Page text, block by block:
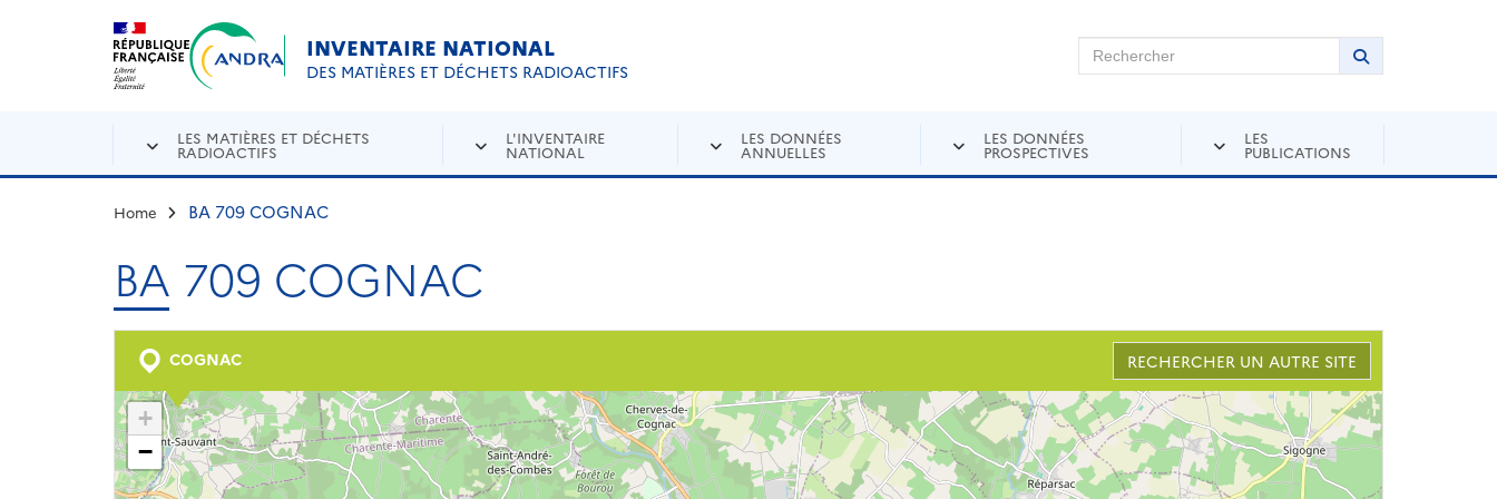
Aller au contenu principal
INVENTAIRE NATIONAL
DES MATIÈRES ET DÉCHETS RADIOACTIFS
Rechercher sur Andra Inventaire Rechercher
Lancer la
LES MATIÈRES ET DÉCHETS
RADIOACTIFS
L'INVENTAIRE
NATIONAL
LES DONNÉES
ANNUELLES
LES DONNÉES
PROSPECTIVES
LES
PUBLICATIONS
Home BA 709 COGNAC
BA 709 COGNAC
COGNAC RECHERCHER UN AUTRE SITE
+
−